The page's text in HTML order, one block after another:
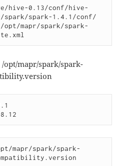
hive-0.13/conf/hive-
spark/spark-1.4.1/conf/
mapr/spark/spark-
opt/mapr/spark/spark-
mapr/spark/spark-